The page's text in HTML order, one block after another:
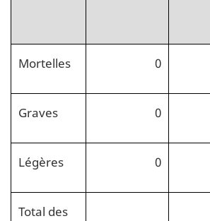
Mortelles 0
Graves 0
Légères 0
Total des